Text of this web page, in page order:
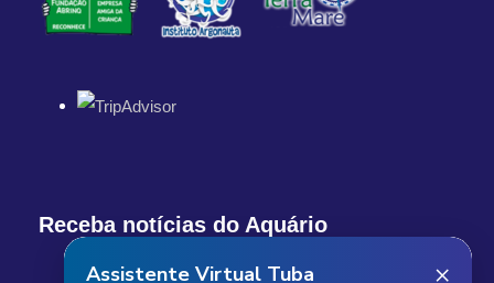
Receba notícias do Aquário